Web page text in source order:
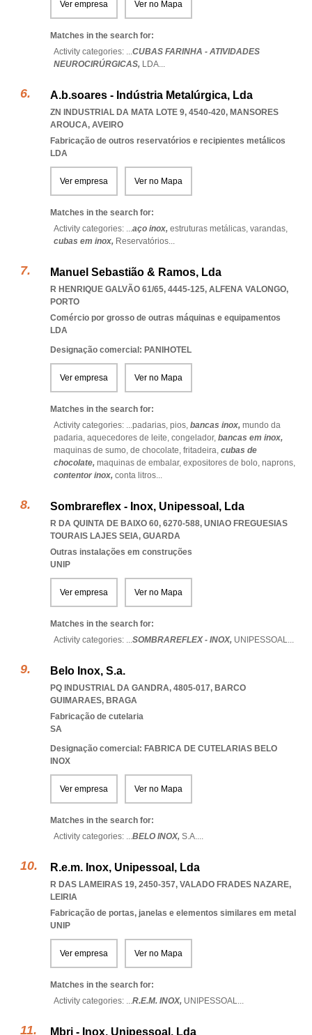
Ver empresa Ver no Mapa
Matches in the search for:
Activity categories: ...CUBAS FARINHA - ATIVIDADES
NEUROCIRÚRGICAS, LDA...
A.b.soares - Indústria Metalúrgica, Lda
ZN INDUSTRIAL DA MATA LOTE 9, 4540-420, MANSORES
AROUCA, AVEIRO
Fabricação de outros reservatórios e recipientes metálicos
LDA
Ver empresa Ver no Mapa
Matches in the search for:
Activity categories: ...aço inox, estruturas metálicas, varandas,
cubas em inox, Reservatórios...
Manuel Sebastião & Ramos, Lda
R HENRIQUE GALVÃO 61/65, 4445-125, ALFENA VALONGO,
PORTO
Comércio por grosso de outras máquinas e equipamentos
LDA
Designação comercial: PANIHOTEL
Ver empresa Ver no Mapa
Matches in the search for:
Activity categories: ...padarias, pios, bancas inox, mundo da
padaria, aquecedores de leite, congelador, bancas em inox,
maquinas de sumo, de chocolate, fritadeira, cubas de
chocolate, maquinas de embalar, expositores de bolo, naprons,
contentor inox, conta litros...
Sombrareflex - Inox, Unipessoal, Lda
R DA QUINTA DE BAIXO 60, 6270-588, UNIAO FREGUESIAS
TOURAIS LAJES SEIA, GUARDA
Outras instalações em construções
UNIP
Ver empresa Ver no Mapa
Matches in the search for:
Activity categories: ...SOMBRAREFLEX - INOX, UNIPESSOAL...
Belo Inox, S.a.
PQ INDUSTRIAL DA GANDRA, 4805-017, BARCO
GUIMARAES, BRAGA
Fabricação de cutelaria
SA
Designação comercial: FABRICA DE CUTELARIAS BELO
INOX
Ver empresa Ver no Mapa
Matches in the search for:
Activity categories: ...BELO INOX, S.A....
R.e.m. Inox, Unipessoal, Lda
R DAS LAMEIRAS 19, 2450-357, VALADO FRADES NAZARE,
LEIRIA
Fabricação de portas, janelas e elementos similares em metal
UNIP
Ver empresa Ver no Mapa
Matches in the search for:
Activity categories: ...R.E.M. INOX, UNIPESSOAL...
Mbri - Inox, Unipessoal, Lda